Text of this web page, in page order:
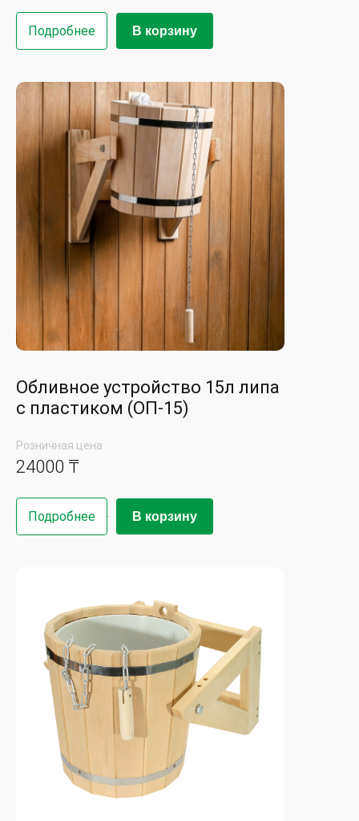
Подробнее В корзину
Обливное устройство 15л липа
с пластиком (ОП-15)
Розничная цена
24000 ₸
Подробнее В корзину